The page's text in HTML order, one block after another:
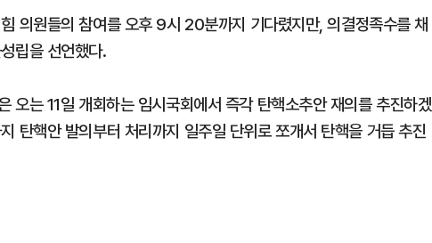
의원들의 참여를 오후 9시 20분까지 기다렸지만, 의결정족수를 채
립을 선언했다.
오는 11일 개회하는 임시국회에서 즉각 탄핵소추안 재의를 추진하겠
탄핵안 발의부터 처리까지 일주일 단위로 쪼개서 탄핵을 거듭 추진